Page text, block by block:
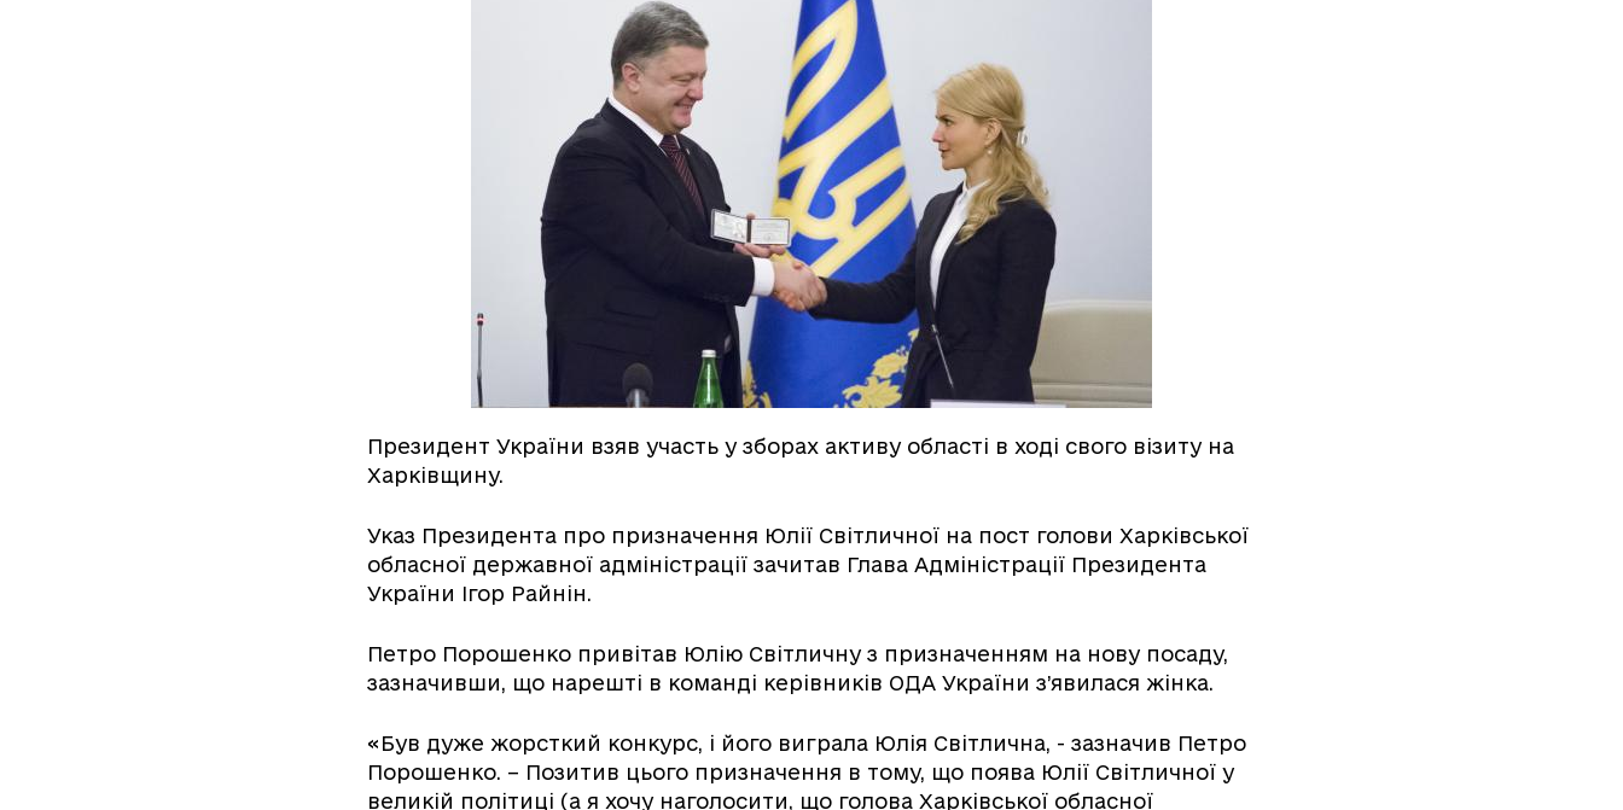
Президент України взяв участь у зборах активу області в ході свого візиту на
Харківщину.
Указ Президента про призначення Юлії Світличної на пост голови Харківської
обласної державної адміністрації зачитав Глава Адміністрації Президента
України Ігор Райнін.
Петро Порошенко привітав Юлію Світличну з призначенням на нову посаду,
зазначивши, що нарешті в команді керівників ОДА України з’явилася жінка.
«Був дуже жорсткий конкурс, і його виграла Юлія Світлична, - зазначив Петро
Порошенко. – Позитив цього призначення в тому, що поява Юлії Світличної у
великій політиці (а я хочу наголосити, що голова Харківської обласної